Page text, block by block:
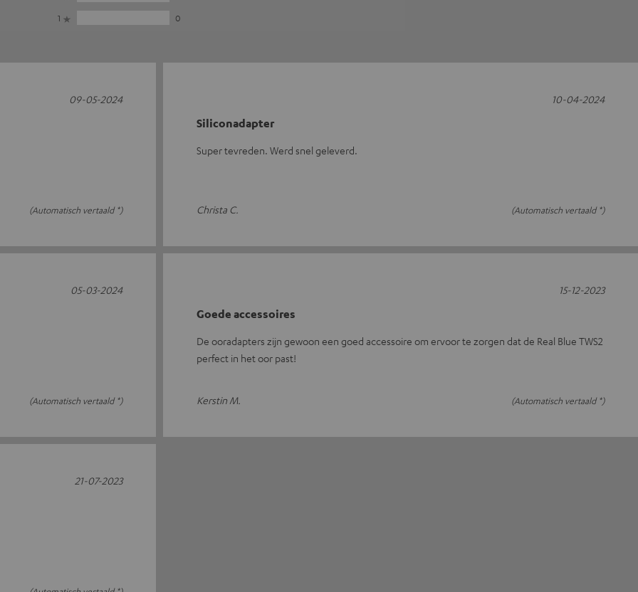
1
0
(Automatisch vertaald *)
09-05-2024
Siliconadapter
Super tevreden. Werd snel geleverd.
Christa C. (Automatisch vertaald *)
10-04-2024
(Automatisch vertaald *)
05-03-2024
Goede accessoires
De ooradapters zijn gewoon een goed accessoire om ervoor te zorgen dat de Real Blue TWS2
perfect in het oor past!
Kerstin M. (Automatisch vertaald *)
15-12-2023
21-07-2023